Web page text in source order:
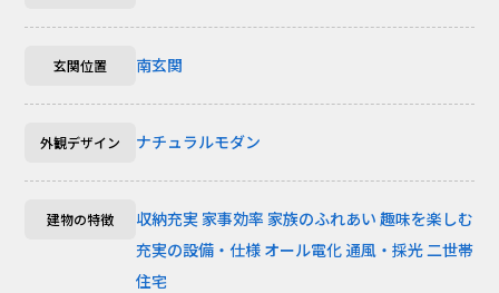
玄関位置 南玄関
外観デザイン ナチュラルモダン
建物の特徴 収納充実 家事効率 家族のふれあい 趣味を楽しむ
充実の設備・仕様 オール電化 通風・採光二世帯
住宅